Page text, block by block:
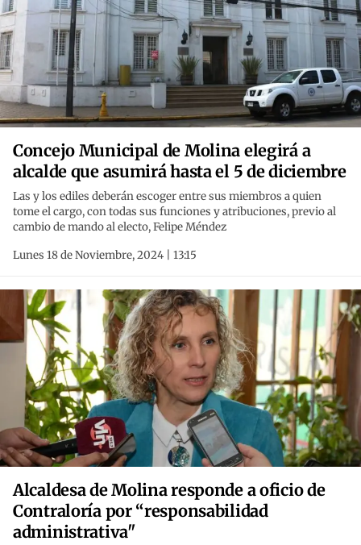
Concejo Municipal de Molina elegirá a
alcalde que asumirá hasta el 5 de diciembre
Las y los ediles deberán escoger entre sus miembros a quien
tome el cargo, con todas sus funciones y atribuciones, previo al
cambio de mando al electo, Felipe Méndez
Lunes 18 de Noviembre, 2024 | 13:15
Alcaldesa de Molina responde a oficio de
Contraloría por “responsabilidad
administrativa"